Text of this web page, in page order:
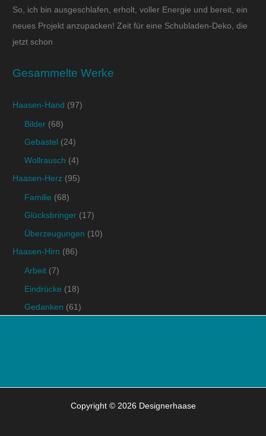
So, ich bin ausgeschlafen, erholt, voller Energie und bereit, ein
neues Projekt anzupacken! Zeit für eine Schubladen-Deko, die
jetzt schon
Gesammelte Werke
Haasen-Hand (97)
Bilder (68)
Gebastel (24)
Wollrausch (4)
Haasen-Herz (95)
Familie (68)
Glücksbringer (17)
Überzeugungen (10)
Haasen-Hirn (86)
Arbeit (7)
Eindrücke (18)
Gedanken (61)
Copyright © 2026 Designerhaase